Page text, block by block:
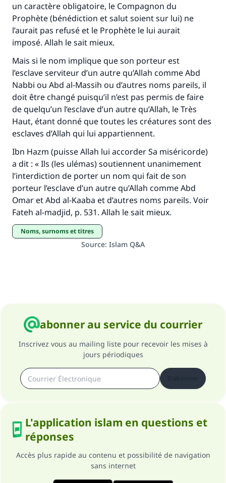
un caractère obligatoire, le Compagnon du
Prophète (bénédiction et salut soient sur lui) ne
l’aurait pas refusé et le Prophète le lui aurait
imposé. Allah le sait mieux.
Mais si le nom implique que son porteur est
l’esclave serviteur d’un autre qu’Allah comme Abd
Nabbi ou Abd al-Massih ou d’autres noms pareils, il
doit être changé puisqu’il n’est pas permis de faire
de quelqu’un l’esclave d’un autre qu’Allah, le Très
Haut, étant donné que toutes les créatures sont des
esclaves d’Allah qui lui appartiennent.
Ibn Hazm (puisse Allah lui accorder Sa miséricorde)
a dit : « Ils (les ulémas) soutiennent unanimement
l’interdiction de porter un nom qui fait de son
porteur l’esclave d’un autre qu’Allah comme Abd
Omar et Abd al-Kaaba et d’autres noms pareils. Voir
Fateh al-madjid, p. 531. Allah le sait mieux.
Noms, surnoms et titres
Source: Islam Q&A
abonner au service du courrier
Inscrivez vous au mailing liste pour recevoir les mises à
jours périodiques
L'application islam en questions et
réponses
Accès plus rapide au contenu et possibilité de navigation
sans internet